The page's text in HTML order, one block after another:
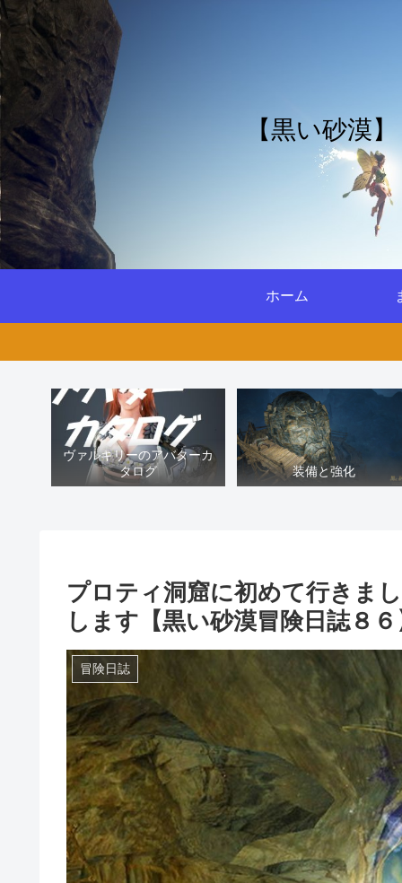
【黒い砂漠
ホーム
ヴァルキリーのアバターカ
タログ
装備と強化
プロティ洞窟に初めて行きま
します【黒い砂漠冒険日誌８６
冒険日誌